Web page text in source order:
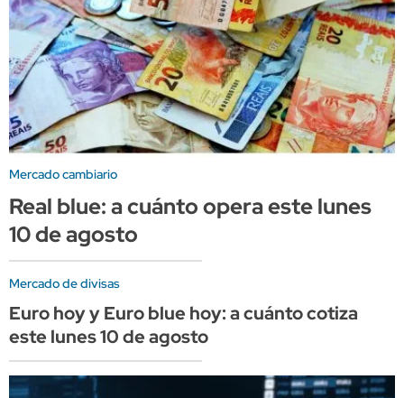
Mercado cambiario
Real blue: a cuánto opera este lunes
10 de agosto
Mercado de divisas
Euro hoy y Euro blue hoy: a cuánto cotiza
este lunes 10 de agosto